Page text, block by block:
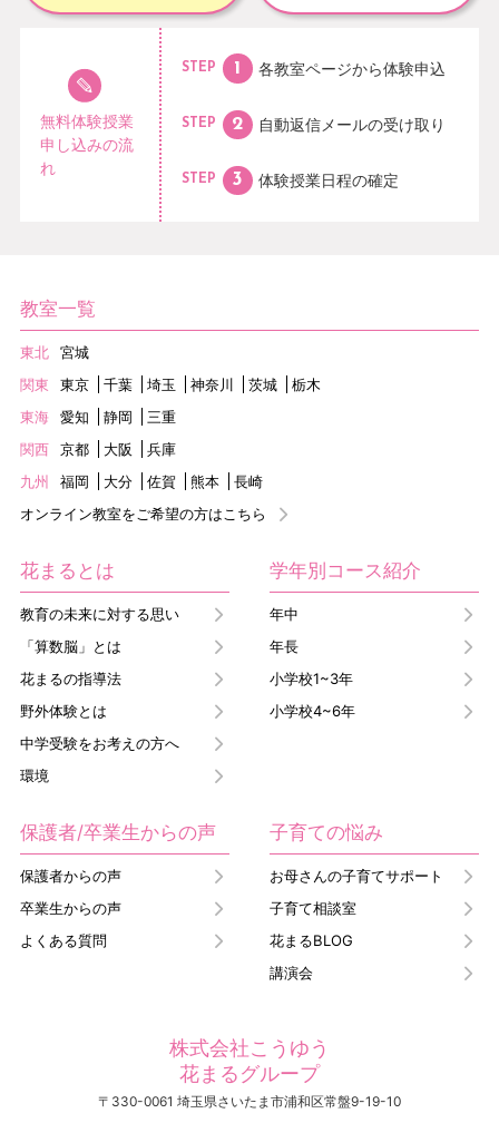
無料体験授業
申し込みの流
れ
STEP 各教室ページから体験申込
STEP 自動返信メールの受け取り
STEP 体験授業日程の確定
教室一覧
東北
宮城
関東
東京 千葉 埼玉 神奈川 茨城
栃木
東海
愛知 静岡
三重
関西
京都 大阪
兵庫
九州
福岡 大分 佐賀 熊本
長崎
オンライン教室をご希望の方はこちら
花まるとは
教育の未来に対する思い
「算数脳」とは
花まるの指導法
野外体験とは
中学受験をお考えの方へ
環境
学年別コース紹介
年中
年長
小学校1~3年
小学校4~6年
保護者/卒業生からの声
保護者からの声
卒業生からの声
よくある質問
子育ての悩み
お母さんの子育てサポート
子育て相談室
花まるBLOG
講演会
株式会社こうゆう
花まるグループ
〒330-0061 埼玉県さいたま市浦和区常盤9-19-10